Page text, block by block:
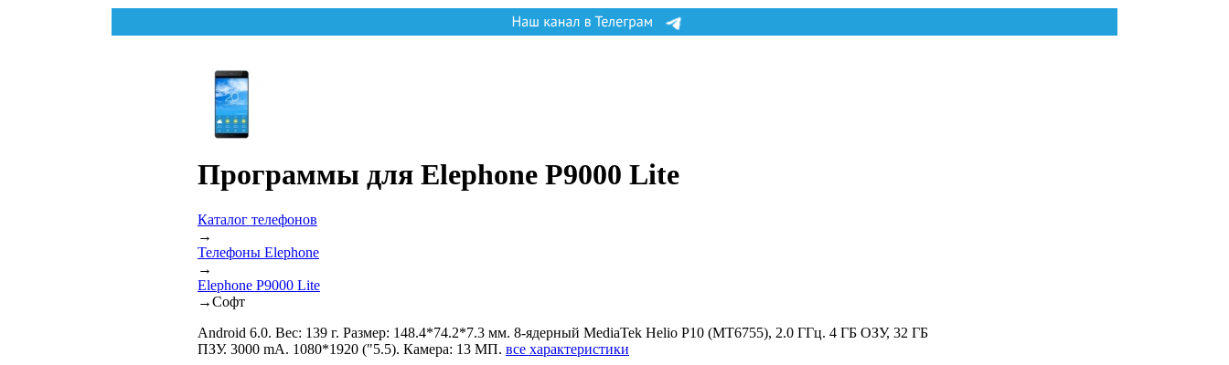
Программы для Elephone P9000 Lite
Каталог телефонов
→
Телефоны Elephone
→
Elephone P9000 Lite
→Софт
Android 6.0. Вес: 139 г. Размер: 148.4*74.2*7.3 мм. 8-ядерный MediaTek Helio P10 (MT6755), 2.0 ГГц. 4 ГБ ОЗУ, 32 ГБ
ПЗУ. 3000 mA. 1080*1920 ("5.5). Камера: 13 МП. все характеристики